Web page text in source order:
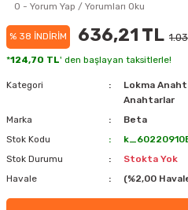
0 - Yorum Yap / Yorumları Oku
% 38 İNDİRİM 636,21 TL
*124,70 TL' den başlayan taksitlerle!
Kategori Lokma
Anahtarlar
Marka
Beta
Stok Kodu
Stok Durumu
Stokta Yok
Havale
(%2,00